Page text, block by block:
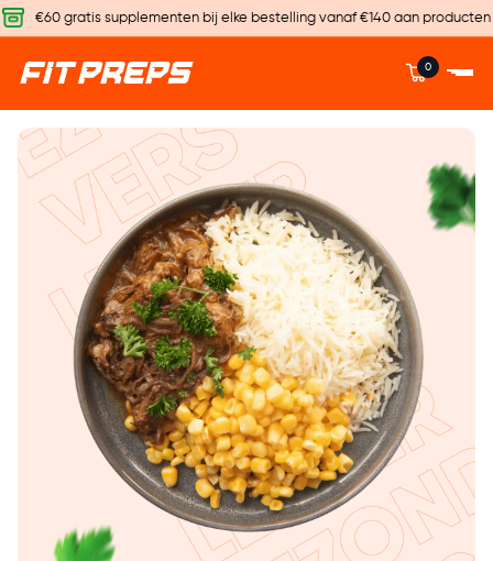
€60 gratis supplementen bij elke bestelling vanaf €140 aan producten
0